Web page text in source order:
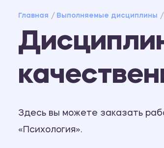
Главная Выполняемые дисциплины
Здесь вы можете заказать
«Психология».